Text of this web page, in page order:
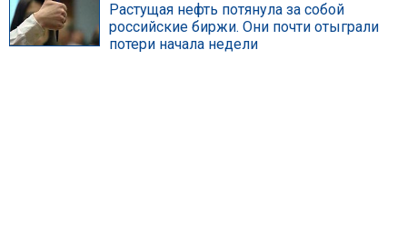
Растущая нефть потянула за собой
российские биржи. Они почти отыграли
потери начала недели